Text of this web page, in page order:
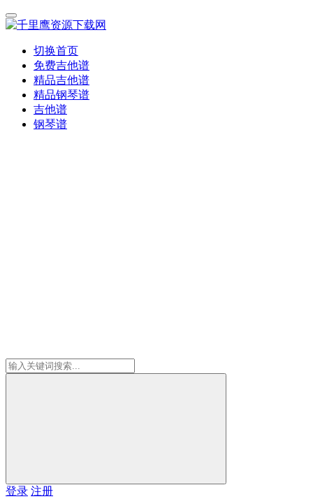
切换首页
免费吉他谱
精品吉他谱
精品钢琴谱
吉他谱
钢琴谱
登录 注册